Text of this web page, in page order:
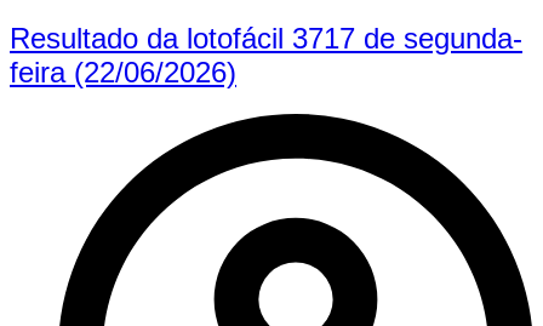
Resultado da lotofácil 3717 de segunda-
feira (22/06/2026)